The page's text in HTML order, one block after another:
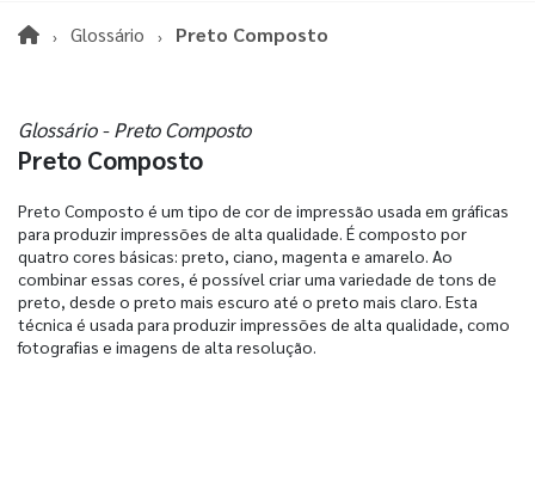
Glossário Preto Composto
Glossário - Preto Composto
Preto Composto
Preto Composto é um tipo de cor de impressão usada em gráficas
para produzir impressões de alta qualidade. É composto por
quatro cores básicas: preto, ciano, magenta e amarelo. Ao
combinar essas cores, é possível criar uma variedade de tons de
preto, desde o preto mais escuro até o preto mais claro. Esta
técnica é usada para produzir impressões de alta qualidade, como
fotografias e imagens de alta resolução.